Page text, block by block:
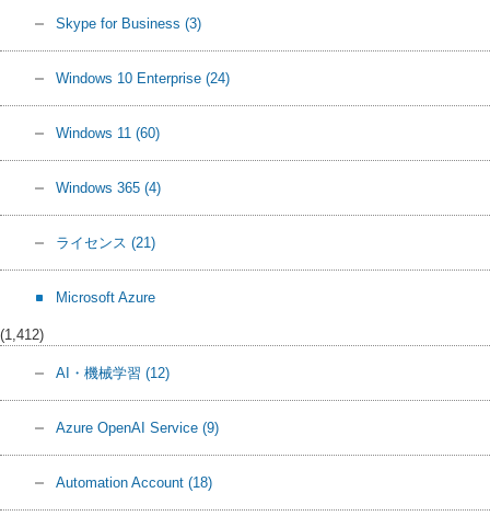
Skype for Business (3)
Windows 10 Enterprise (24)
Windows 11 (60)
Windows 365 (4)
ライセンス (21)
Microsoft Azure
(1,412)
AI・機械学習 (12)
Azure OpenAI Service (9)
Automation Account (18)